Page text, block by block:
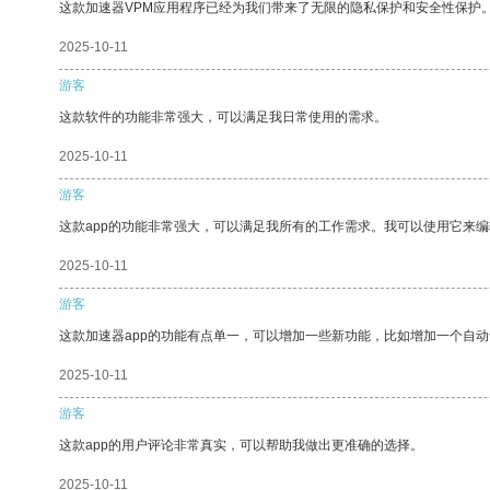
这款加速器VPM应用程序已经为我们带来了无限的隐私保护和安全性保护
2025-10-11
游客
这款软件的功能非常强大，可以满足我日常使用的需求。
2025-10-11
游客
这款app的功能非常强大，可以满足我所有的工作需求。我可以使用它来
2025-10-11
游客
这款加速器app的功能有点单一，可以增加一些新功能，比如增加一个自
2025-10-11
游客
这款app的用户评论非常真实，可以帮助我做出更准确的选择。
2025-10-11